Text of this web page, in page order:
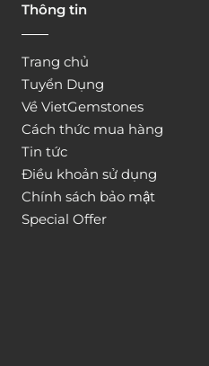
Thông tin
Trang chủ
Tuyển Dụng
Về VietGemstones
Cách thức mua hàng
Tin tức
Điều khoản sử dụng
Chính sách bảo mật
Special Offer